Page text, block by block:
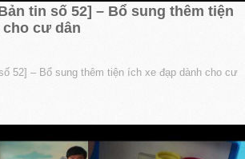
tin số 52] – Bổ sung thêm tiện
cho cư dân
52] – Bổ sung thêm tiện ích xe đạp dành cho cư